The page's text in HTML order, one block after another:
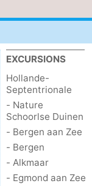
EXCURSIONS
Hollande-
Septentrionale
- Nature
Schoorlse Duinen
- Bergen aan Zee
- Bergen
- Alkmaar
- Egmond aan Zee